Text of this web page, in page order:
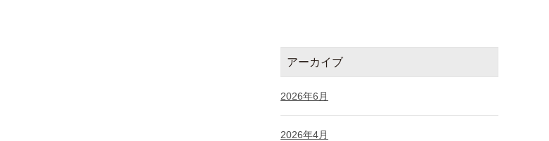
アーカイブ
2026年6月
2026年4月